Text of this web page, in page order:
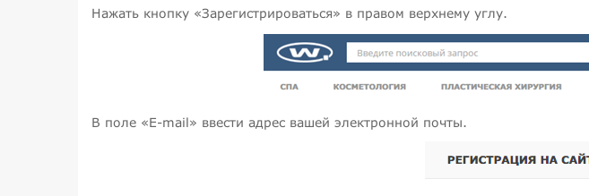
Нажать кнопку «Зарегистрироваться» в правом верхнему углу.
В поле «E-mail» ввести адрес вашей электронной почты.